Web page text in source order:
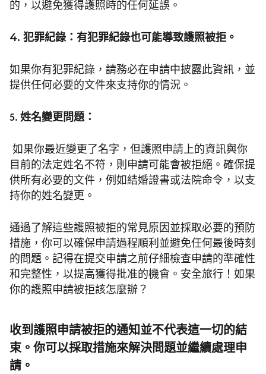
的，以避免獲得護照時的任何延誤。
4. 犯罪紀錄：有犯罪紀錄也可能導致護照被拒。
如果你有犯罪紀錄，請務必在申請中披露此資訊，並
提供任何必要的文件來支持你的情況。
5. 姓名變更問題：
如果你最近變更了名字，但護照申請上的資訊與你
目前的法定姓名不符，則申請可能會被拒絕。確保提
供所有必要的文件，例如結婚證書或法院命令，以支
持你的姓名變更。
通過了解這些護照被拒的常見原因並採取必要的預防
措施，你可以確保申請過程順利並避免任何最後時刻
的問題。記得在提交申請之前仔細檢查申請的準確性
和完整性，以提高獲得批准的機會。安全旅行！如果
你的護照申請被拒該怎麼辦？
收到護照申請被拒的通知並不代表這一切的結
束。你可以採取措施來解決問題並繼續處理申
請。